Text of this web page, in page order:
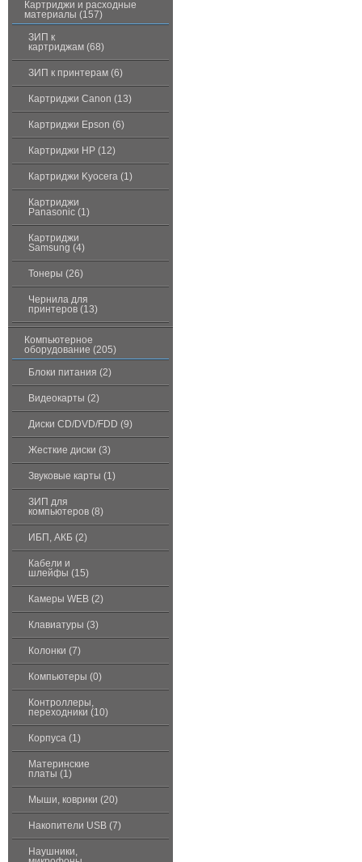
Картриджи и расходные
материалы (157)
ЗИП к
картриджам (68)
ЗИП к принтерам (6)
Картриджи Canon (13)
Картриджи Epson (6)
Картриджи HP (12)
Картриджи Kyocera (1)
Картриджи
Panasonic (1)
Картриджи
Samsung (4)
Тонеры (26)
Чернила для
принтеров (13)
Компьютерное
оборудование (205)
Блоки питания (2)
Видеокарты (2)
Диски CD/DVD/FDD (9)
Жесткие диски (3)
Звуковые карты (1)
ЗИП для
компьютеров (8)
ИБП, АКБ (2)
Кабели и
шлейфы (15)
Камеры WEB (2)
Клавиатуры (3)
Колонки (7)
Компьютеры (0)
Контроллеры,
переходники (10)
Корпуса (1)
Материнские
платы (1)
Мыши, коврики (20)
Накопители USB (7)
Наушники,